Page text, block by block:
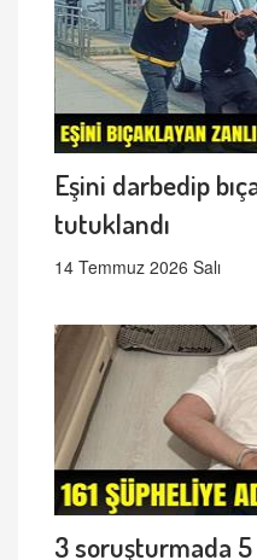
Eşini darbedip
tutuklandı
14 Temmuz 2026 Salı
3 soruşturmada